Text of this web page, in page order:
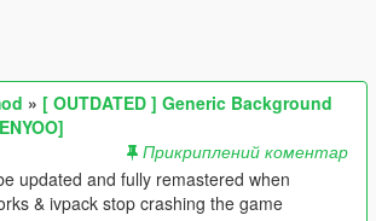
» [ OUTDATED ] Generic Background
Прикриплений коментар
updated and fully remastered when
& ivpack stop crashing the game